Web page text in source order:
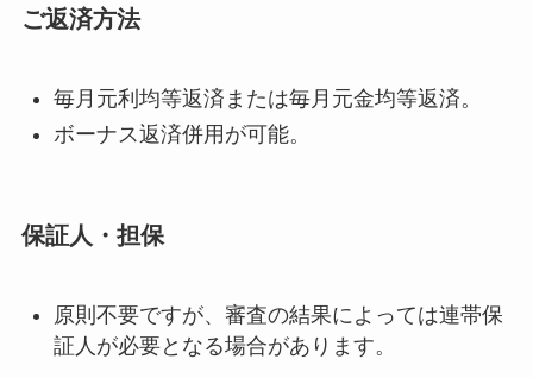
ご返済方法
毎月元利均等返済または毎月元金均等返済。
ボーナス返済併用が可能。
保証人・担保
原則不要ですが、審査の結果によっては連帯保
証人が必要となる場合があります。